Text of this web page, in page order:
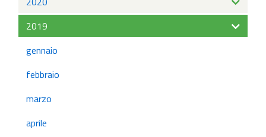
2019
gennaio
febbraio
marzo
aprile